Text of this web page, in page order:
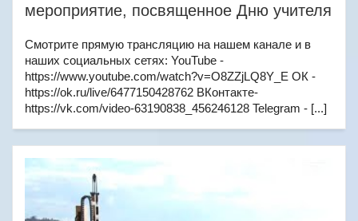
мероприятие, посвященное Дню учителя
Смотрите прямую трансляцию на нашем канале и в
наших социальных сетях: YouTube -
https://www.youtube.com/watch?v=O8ZZjLQ8Y_E ОК -
https://ok.ru/live/6477150428762 ВКонтакте-
https://vk.com/video-63190838_456246128 Telegram - [...]